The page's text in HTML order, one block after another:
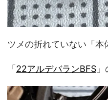
ツメの折れていない「本
「 22アルデバランBFS